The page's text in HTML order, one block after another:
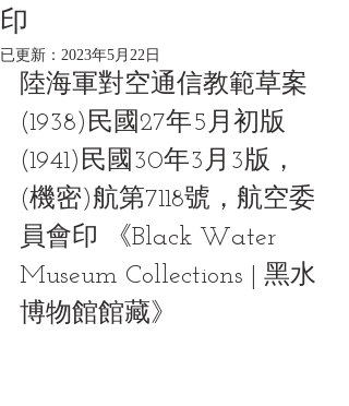
印
已更新： 2023年5月22日
陸海軍對空通信教範草案
(1938)民國27年5月初版
(1941)民國30年3月3版，
(機密)航第7118號，航空委
員會印 《Black Water
Museum Collections | 黑水
博物館館藏》